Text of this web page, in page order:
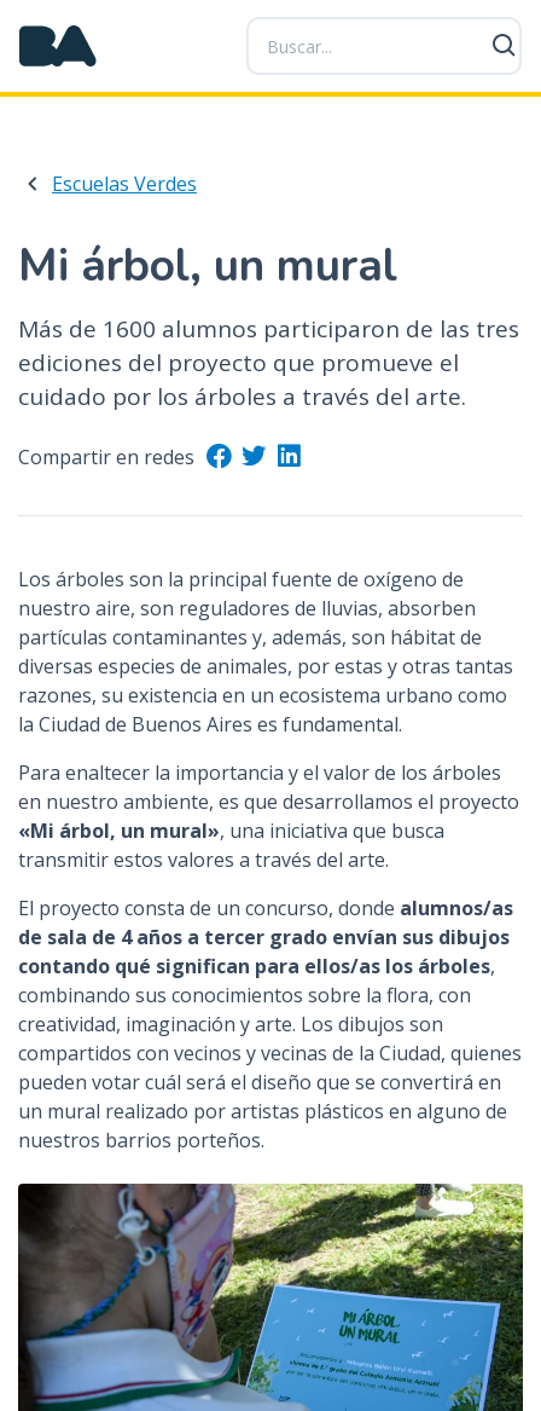
P
a
s
a
n
e
n
i
o
r
n
Escuelas Verdes
Mi árbol, un mural
Más de 1600 alumnos participaron de las tres
ediciones del proyecto que promueve el
cuidado por los árboles a través del arte.
Compartir en redes
Los árboles son la principal fuente de oxígeno de
nuestro aire, son reguladores de lluvias, absorben
partículas contaminantes y, además, son hábitat de
diversas especies de animales, por estas y otras tantas
razones, su existencia en un ecosistema urbano como
la Ciudad de Buenos Aires es fundamental.
Para enaltecer la importancia y el valor de los árboles
en nuestro ambiente, es que desarrollamos el proyecto
«Mi árbol, un mural», una iniciativa que busca
transmitir estos valores a través del arte.
El proyecto consta de un concurso, donde alumnos/as
de sala de 4 años a tercer grado envían sus dibujos
contando qué significan para ellos/as los árboles,
combinando sus conocimientos sobre la flora, con
creatividad, imaginación y arte. Los dibujos son
compartidos con vecinos y vecinas de la Ciudad, quienes
pueden votar cuál será el diseño que se convertirá en
un mural realizado por artistas plásticos en alguno de
nuestros barrios porteños.